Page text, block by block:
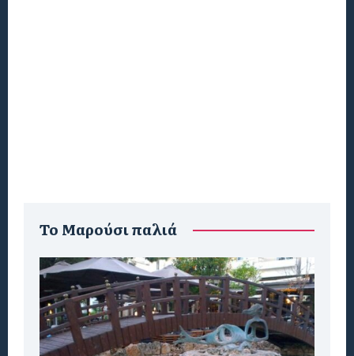
To Μαρούσι παλιά